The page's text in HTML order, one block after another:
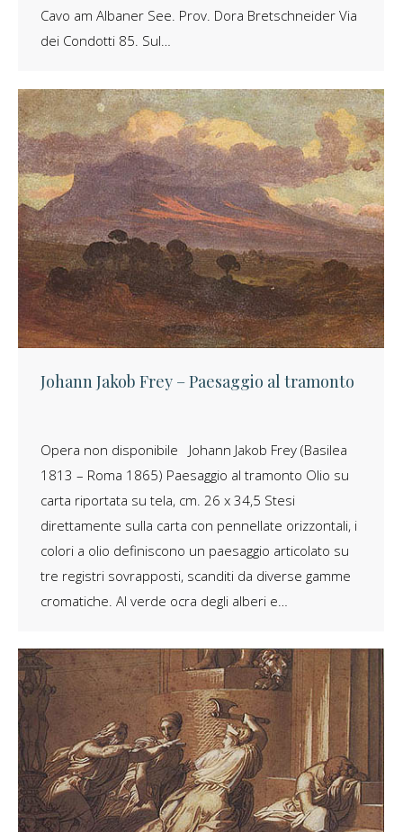
Cavo am Albaner See. Prov. Dora Bretschneider Via
dei Condotti 85. Sul…
Johann Jakob Frey – Paesaggio al tramonto
Opera non disponibile Johann Jakob Frey (Basilea
1813 – Roma 1865) Paesaggio al tramonto Olio su
carta riportata su tela, cm. 26 x 34,5 Stesi
direttamente sulla carta con pennellate orizzontali, i
colori a olio definiscono un paesaggio articolato su
tre registri sovrapposti, scanditi da diverse gamme
cromatiche. Al verde ocra degli alberi e…